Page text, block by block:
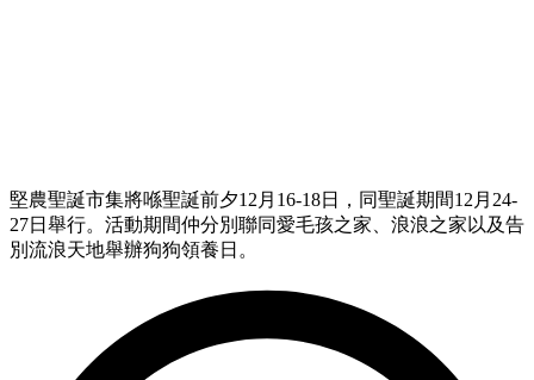
堅農聖誕市集將喺聖誕前夕12月16-18日，同聖誕期間12月24-
27日舉行。活動期間仲分別聯同愛毛孩之家、浪浪之家以及告
別流浪天地舉辦狗狗領養日。